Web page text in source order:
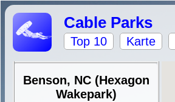
Cable Parks
Top 10 Karte
Benson, NC (Hexagon
Wakepark)